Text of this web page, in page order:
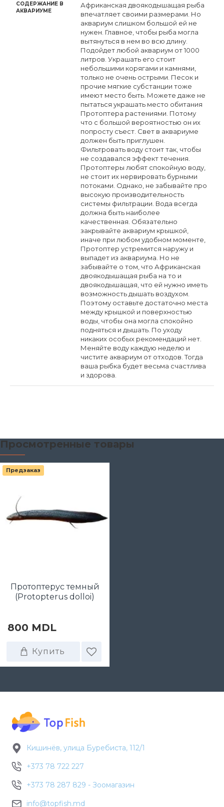
СОДЕРЖАНИЕ В
АКВАРИУМЕ
Африканская двоякодышащая рыба
впечатляет своими размерами. Но
аквариум слишком большой ей не
нужен. Главное, чтобы рыба могла
вытянуться в нем во всю длину.
Подойдет любой аквариум от 1000
литров. Украшать его стоит
небольшими корягами и камнями,
только не очень острыми. Песок и
прочие мягкие субстанции тоже
имеют место быть. Можете даже не
пытаться украшать место обитания
Протоптера растениями. Потому
что с большой вероятностью он их
попросту съест. Свет в аквариуме
должен быть приглушен.
Фильтровать воду стоит так, чтобы
не создавался эффект течения.
Протоптеры любят спокойную воду,
не стоит их нервировать бурными
потоками. Однако, не забывайте про
высокую производительность
системы фильтрации. Вода всегда
должна быть наиболее
качественная. Обязательно
закрывайте аквариум крышкой,
иначе при любом удобном моменте,
Протоптер устремится наружу и
выпадет из аквариума. Но не
забывайте о том, что Африканская
двоякодышащая рыба на то и
двоякодышащая, что ей нужно иметь
возможность дышать воздухом.
Поэтому оставьте достаточно места
между крышкой и поверхностью
воды, чтобы она могла спокойно
подняться и дышать. По уходу
никаких особых рекомендаций нет.
Меняйте воду каждую неделю и
чистите аквариум от отходов. Тогда
ваша рыбка будет весьма счастлива
и здорова.
Просмотренные товары
Предзаказ
Протоптерус темный
(Protopterus dolloi)
800 MDL
Купить
Кишинёв, улица Буребиста, 112/1
+373 78 722 227
+373 78 287 829 - Зоомагазин
info@topfish.md